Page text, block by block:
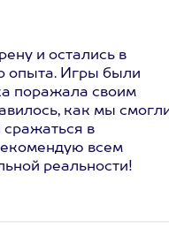
и остались в
опыта. Игры были
поражала своим
как мы
сражаться в
всем
реальности!